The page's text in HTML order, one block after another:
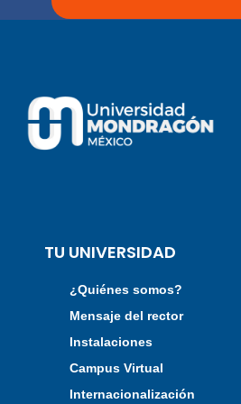
TU UNIVERSIDAD
¿Quiénes somos?
Mensaje del rector
Instalaciones
Campus Virtual
Internacionalización